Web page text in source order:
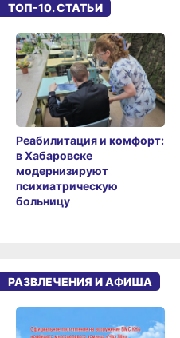
ТОП-10. СТАТЬИ
Реабилитация и комфорт:
в Хабаровске
модернизируют
психиатрическую
больницу
РАЗВЛЕЧЕНИЯ И АФИША